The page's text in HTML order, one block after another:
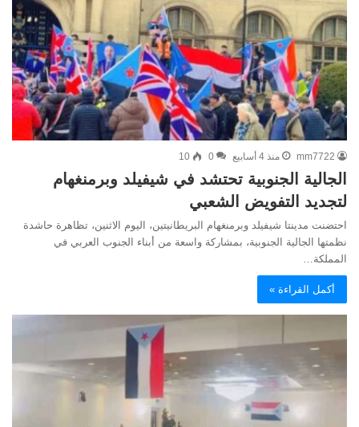
mm7722 منذ 4 أسابيع 0
10
الجالية الجنوبية تحتشد في شيفيلد وبرمنغهام
لتجديد التفويض الشعبي
احتضنت مدينتا شيفيلد وبرمنغهام البريطانيتين، اليوم الاثنين، تظاهرة حاشدة
نظمتها الجالية الجنوبية، بمشاركة واسعة من أبناء الجنوب العربي في
المملكة…
أكمل القراءة »